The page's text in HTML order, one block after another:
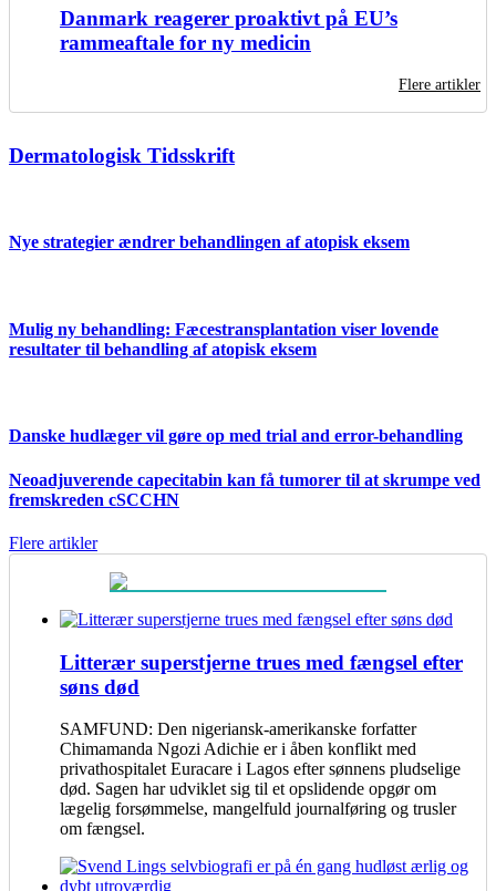
Danmark reagerer proaktivt på EU’s
rammeaftale for ny medicin
Flere artikler
Dermatologisk Tidsskrift
Nye strategier ændrer behandlingen af atopisk eksem
Mulig ny behandling: Fæcestransplantation viser lovende
resultater til behandling af atopisk eksem
Danske hudlæger vil gøre op med trial and error-behandling
Neoadjuverende capecitabin kan få tumorer til at skrumpe ved
fremskreden cSCCHN
Flere artikler
Litterær superstjerne trues med fængsel efter
søns død
SAMFUND: Den nigeriansk-amerikanske forfatter
Chimamanda Ngozi Adichie er i åben konflikt med
privathospitalet Euracare i Lagos efter sønnens pludselige
død. Sagen har udviklet sig til et opslidende opgør om
lægelig forsømmelse, mangelfuld journalføring og trusler
om fængsel.